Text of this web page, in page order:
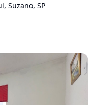
Suzano, SP